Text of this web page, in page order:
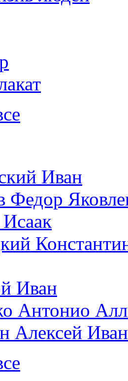
Иван
Федор
Иван
Антонио
Алексей